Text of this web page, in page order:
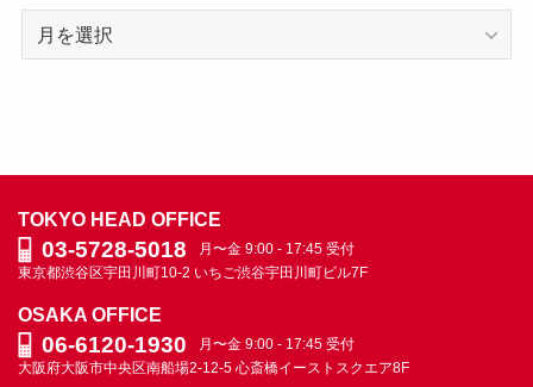
ブ
グ
ARCHIVE
TOKYO HEAD OFFICE
03-5728-5018
月〜金 9:00 - 17:45 受付
東京都渋谷区宇田川町10-2 いちご渋谷宇田川町ビル7F
OSAKA OFFICE
06-6120-1930
月〜金 9:00 - 17:45 受付
大阪府大阪市中央区南船場2-12-5 心斎橋イーストスクエア8F